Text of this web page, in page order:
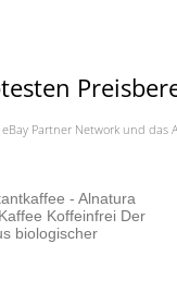
Partner Network und das
- Alnatura
Koffeinfrei Der
biologischer